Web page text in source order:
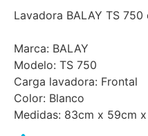
Lavadora BALAY TS
Marca: BALAY
Modelo: TS 750
Carga lavadora: Frontal
Color: Blanco
Medidas: 83cm x 59cm